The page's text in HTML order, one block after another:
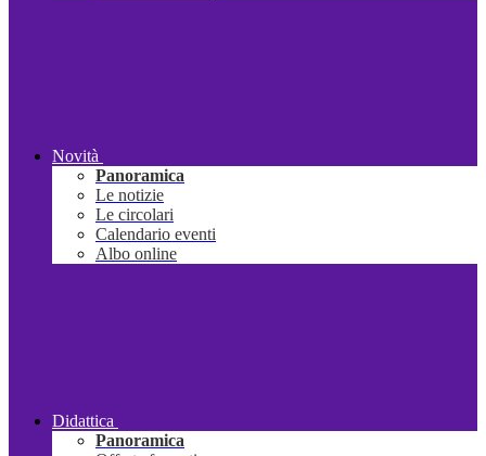
Novità
Panoramica
Le notizie
Le circolari
Calendario eventi
Albo online
Didattica
Panoramica